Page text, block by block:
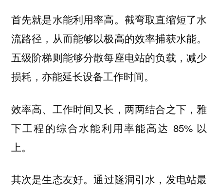
首先就是水能利用率高。 截弯取直缩短了水
流路径，从而能够以极高的效率捕获水能。
五级阶梯则能够分散每座电站的负载，减少
损耗，亦能延长设备工作时间。
效率高、工作时间又长，两两结合之下，雅
下工程的综合水能利用率能高达 85% 以
上。
其次是生态友好。通过隧洞引水，发电站最